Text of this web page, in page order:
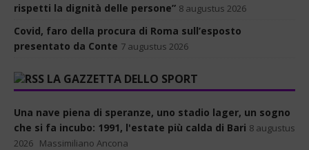
rispetti la dignità delle persone” 8 augustus 2026
Covid, faro della procura di Roma sull’esposto
presentato da Conte 7 augustus 2026
LA GAZZETTA DELLO SPORT
Una nave piena di speranze, uno stadio lager, un sogno
che si fa incubo: 1991, l'estate più calda di Bari 8 augustus
2026 Massimiliano Ancona